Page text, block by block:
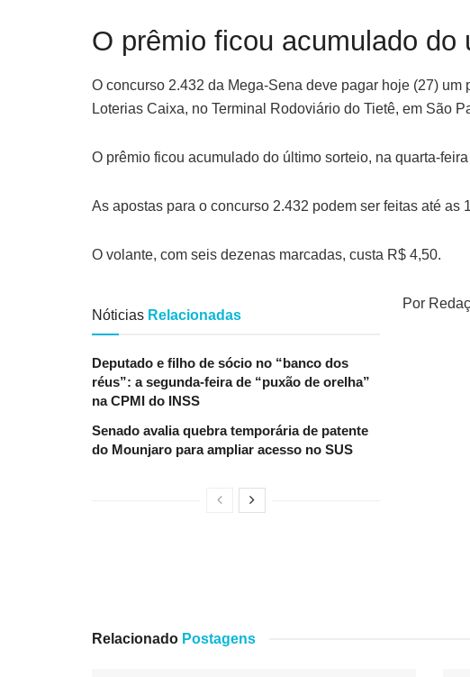
O prêmio ficou acumulado
O concurso 2.432 da Mega-Sena deve pagar hoje (27)
Loterias Caixa, no Terminal Rodoviário do Tietê, em São
O prêmio ficou acumulado do último sorteio, na quarta-
As apostas para o concurso 2.432 podem ser feitas até
O volante, com seis dezenas marcadas, custa R$ 4,50.
Nóticias Relacionadas
Deputado e filho de sócio no “banco dos
réus”: a segunda-feira de “puxão de orelha”
na CPMI do INSS
Senado avalia quebra temporária de patente
do Mounjaro para ampliar acesso no SUS
Por
Relacionado Postagens